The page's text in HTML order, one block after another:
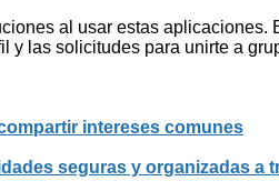
al usar estas
y las solicitudes para unirte a
intereses comunes
seguras y organizadas a